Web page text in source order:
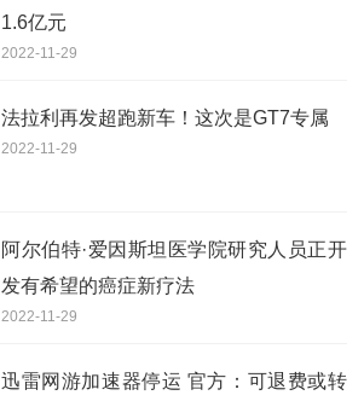
1.6亿元
2022-11-29
法拉利再发超跑新车！这次是GT7专属
2022-11-29
阿尔伯特·爱因斯坦医学院研究人员正开
发有希望的癌症新疗法
2022-11-29
迅雷网游加速器停运 官方：可退费或转